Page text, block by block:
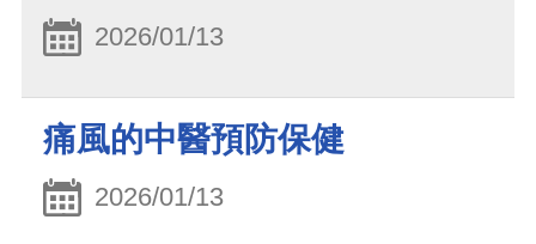
2026/01/13
痛風的中醫預防保健
2026/01/13